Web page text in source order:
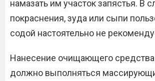
намазать им участок запястья. В
покраснения, зуда или сыпи
содой настоятельно не
Нанесение очищающего
должно выполняться